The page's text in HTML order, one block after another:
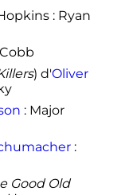
: Ryan
) d'Oliver
: Major
:
Good Old